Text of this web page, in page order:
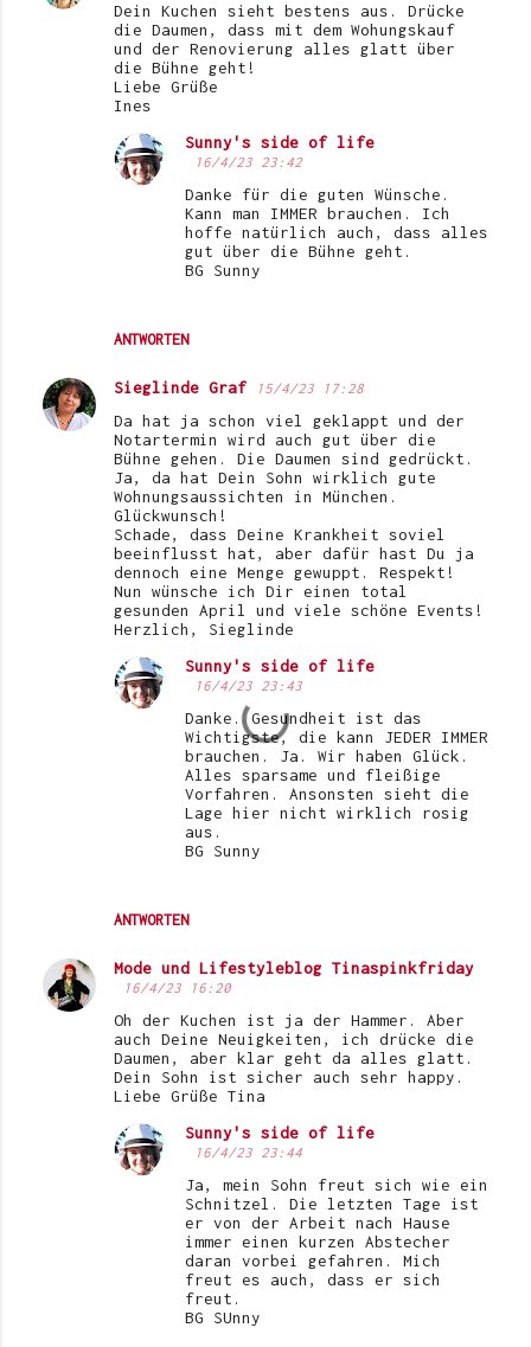
Dein Kuchen sieht bestens aus. Drücke
die Daumen, dass mit dem Wohungskauf
und der Renovierung alles glatt über
die Bühne geht!
Liebe Grüße
Ines
ANTWORTEN
Sunny's side of life
16/4/23 23:42
Danke für die guten Wünsche.
Kann man IMMER brauchen. Ich
hoffe natürlich auch, dass alles
gut über die Bühne geht.
BG Sunny
Sieglinde Graf 15/4/23 17:28
Da hat ja schon viel geklappt und der
Notartermin wird auch gut über die
Bühne gehen. Die Daumen sind gedrückt.
Ja, da hat Dein Sohn wirklich gute
Wohnungsaussichten in München.
Glückwunsch!
Schade, dass Deine Krankheit soviel
beeinflusst hat, aber dafür hast Du ja
dennoch eine Menge gewuppt. Respekt!
Nun wünsche ich Dir einen total
gesunden April und viele schöne Events!
Herzlich, Sieglinde
ANTWORTEN
Sunny's side of life
16/4/23 23:43
Danke. Gesundheit ist das
Wichtigste, die kann JEDER IMMER
brauchen. Ja. Wir haben Glück.
Alles sparsame und fleißige
Vorfahren. Ansonsten sieht die
Lage hier nicht wirklich rosig
aus.
BG Sunny
Mode und Lifestyleblog Tinaspinkfriday
16/4/23 16:20
Oh der Kuchen ist ja der Hammer. Aber
auch Deine Neuigkeiten, ich drücke die
Daumen, aber klar geht da alles glatt.
Dein Sohn ist sicher auch sehr happy.
Liebe Grüße Tina
Sunny's side of life
16/4/23 23:44
Ja, mein Sohn freut sich wie ein
Schnitzel. Die letzten Tage ist
er von der Arbeit nach Hause
immer einen kurzen Abstecher
daran vorbei gefahren. Mich
freut es auch, dass er sich
freut.
BG SUnny